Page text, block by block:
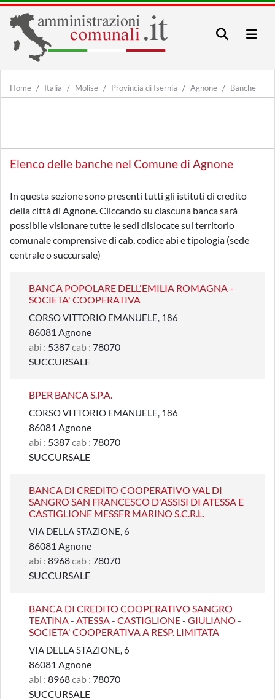
Home Italia Molise Provincia di Isernia Agnone Banche
Elenco delle banche nel Comune di Agnone
In questa sezione sono presenti tutti gli istituti di credito
della città di Agnone. Cliccando su ciascuna banca sarà
possibile visionare tutte le sedi dislocate sul territorio
comunale comprensive di cab, codice abi e tipologia (sede
centrale o succursale)
BANCA POPOLARE DELL'EMILIA ROMAGNA -
SOCIETA' COOPERATIVA
CORSO VITTORIO EMANUELE, 186
86081 Agnone
abi : 5387cab : 78070
SUCCURSALE
BPER BANCA S.P.A.
CORSO VITTORIO EMANUELE, 186
86081 Agnone
abi : 5387cab : 78070
SUCCURSALE
BANCA DI CREDITO COOPERATIVO VAL DI
SANGRO SAN FRANCESCO D'ASSISI DI ATESSA E
CASTIGLIONE MESSER MARINO S.C.R.L.
VIA DELLA STAZIONE, 6
86081 Agnone
abi : 8968cab : 78070
SUCCURSALE
BANCA DI CREDITO COOPERATIVO SANGRO
TEATINA - ATESSA - CASTIGLIONE - GIULIANO -
SOCIETA' COOPERATIVA A RESP. LIMITATA
VIA DELLA STAZIONE, 6
86081 Agnone
abi : 8968cab : 78070
SUCCURSALE